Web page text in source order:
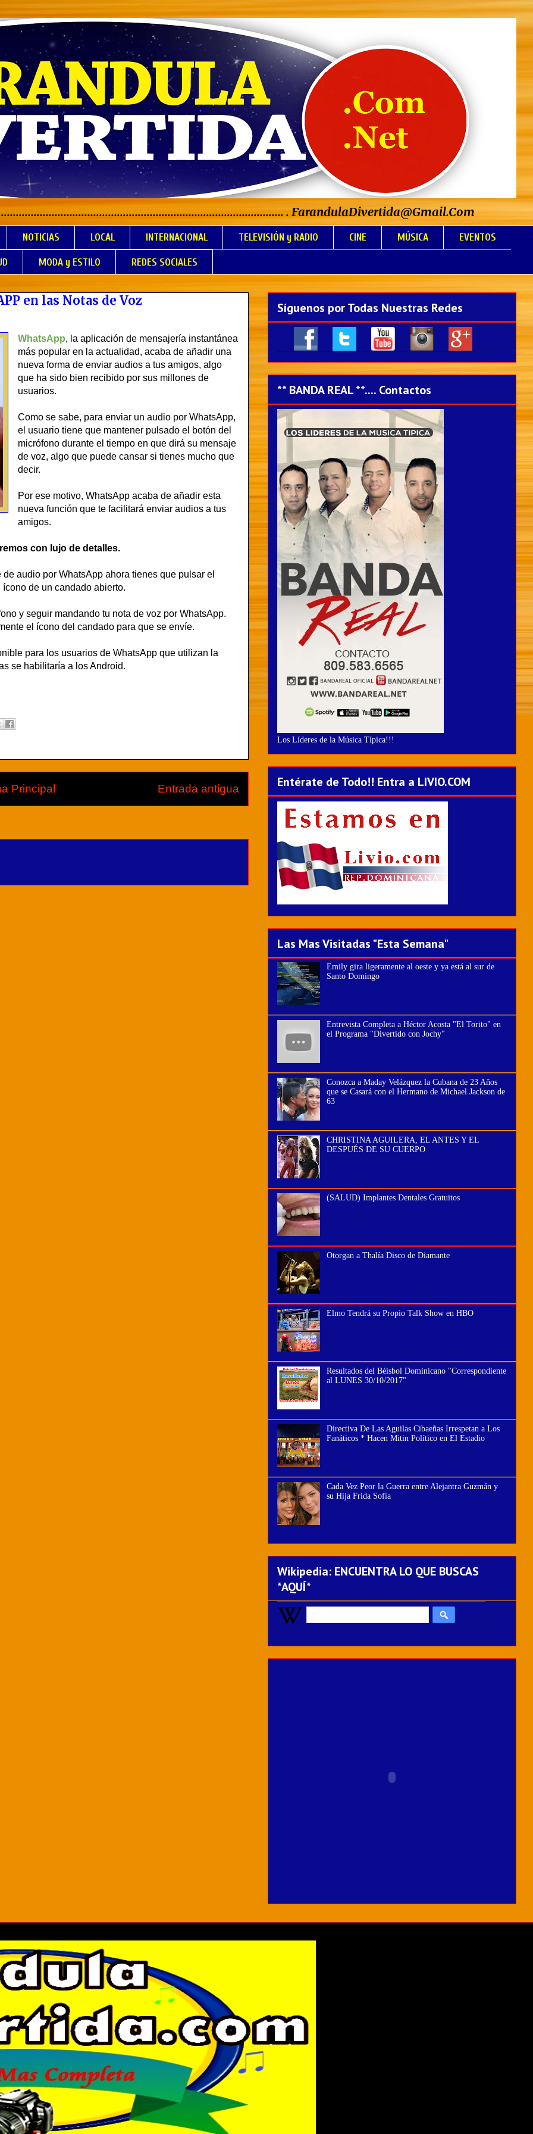
. FarandulaDivertida@Gmail.Com
NOTICIAS LOCAL INTERNACIONAL TELEVISIÓN y RADIO CINE MÚSICA EVENTOS
MODA y ESTILO REDES SOCIALES
en las Notas de Voz
WhatsApp, la aplicación de mensajería instantánea
más popular en la actualidad, acaba de añadir una
nueva forma de enviar audios a tus amigos, algo
que ha sido bien recibido por sus millones de
usuarios.
Como se sabe, para enviar un audio por WhatsApp,
el usuario tiene que mantener pulsado el botón del
micrófono durante el tiempo en que dirá su mensaje
de voz, algo que puede cansar si tienes mucho que
decir.
Por ese motivo, WhatsApp acaba de añadir esta
nueva función que te facilitará enviar audios a tus
amigos.
con lujo de detalles.
audio por WhatsApp ahora tienes que pulsar el
de un candado abierto.
y seguir mandando tu nota de voz por WhatsApp.
el ícono del candado para que se envíe.
para los usuarios de WhatsApp que utilizan la
se habilitaría a los Android.
Entrada antigua
Principal
Síguenos por Todas Nuestras Redes
** BANDA REAL **.... Contactos
Los Líderes de la Música Típica!!!
Entérate de Todo!! Entra a LIVIO.COM
Las Mas Visitadas "Esta Semana"
Emily gira ligeramente al oeste y ya está al sur de
Santo Domingo
Entrevista Completa a Héctor Acosta "El Torito" en
el Programa "Divertido con Jochy"
Conozca a Maday Velázquez la Cubana de 23 Años
que se Casará con el Hermano de Michael Jackson de
63
CHRISTINA AGUILERA, EL ANTES Y EL
DESPUÉS DE SU CUERPO
(SALUD) Implantes Dentales Gratuitos
Otorgan a Thalía Disco de Diamante
Elmo Tendrá su Propio Talk Show en HBO
Resultados del Béisbol Dominicano "Correspondiente
al LUNES 30/10/2017"
Directiva De Las Aguilas Cibaeñas Irrespetan a Los
Fanáticos * Hacen Mitin Político en El Estadio
Cada Vez Peor la Guerra entre Alejantra Guzmán y
su Hija Frida Sofía
Wikipedia: ENCUENTRA LO QUE BUSCAS
*AQUÍ*